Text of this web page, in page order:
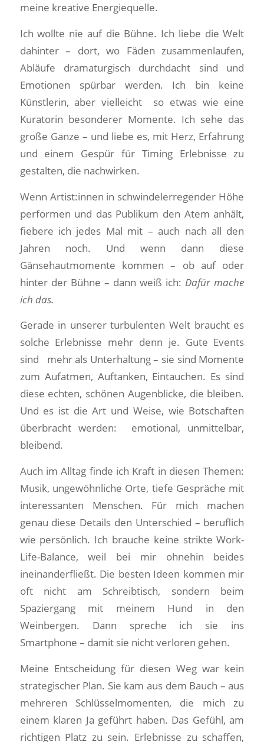
meine kreative Energiequelle.
Ich wollte nie auf die Bühne. Ich liebe die Welt
dahinter – dort, wo Fäden zusammenlaufen,
Abläufe dramaturgisch durchdacht sind und
Emotionen spürbar werden. Ich bin keine
Künstlerin, aber vielleicht so etwas wie eine
Kuratorin besonderer Momente. Ich sehe das
große Ganze – und liebe es, mit Herz, Erfahrung
und einem Gespür für Timing Erlebnisse zu
gestalten, die nachwirken.
Wenn Artist:innen in schwindelerregender Höhe
performen und das Publikum den Atem anhält,
fiebere ich jedes Mal mit – auch nach all den
Jahren noch. Und wenn dann diese
Gänsehautmomente kommen – ob auf oder
hinter der Bühne – dann weiß ich: Dafür mache
ich das.
Gerade in unserer turbulenten Welt braucht es
solche Erlebnisse mehr denn je. Gute Events
sind mehr als Unterhaltung – sie sind Momente
zum Aufatmen, Auftanken, Eintauchen. Es sind
diese echten, schönen Augenblicke, die bleiben.
Und es ist die Art und Weise, wie Botschaften
überbracht werden: emotional, unmittelbar,
bleibend.
Auch im Alltag finde ich Kraft in diesen Themen:
Musik, ungewöhnliche Orte, tiefe Gespräche mit
interessanten Menschen. Für mich machen
genau diese Details den Unterschied – beruflich
wie persönlich. Ich brauche keine strikte Work-
Life-Balance, weil bei mir ohnehin beides
ineinanderfließt. Die besten Ideen kommen mir
oft nicht am Schreibtisch, sondern beim
Spaziergang mit meinem Hund in den
Weinbergen. Dann spreche ich sie ins
Smartphone – damit sie nicht verloren gehen.
Meine Entscheidung für diesen Weg war kein
strategischer Plan. Sie kam aus dem Bauch – aus
mehreren Schlüsselmomenten, die mich zu
einem klaren Ja geführt haben. Das Gefühl, am
richtigen Platz zu sein. Erlebnisse zu schaffen,